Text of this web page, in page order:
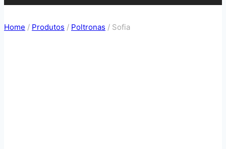
Home / Produtos / Poltronas / Sofia